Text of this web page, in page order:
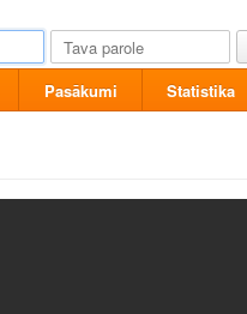
Pasākumi Statistika